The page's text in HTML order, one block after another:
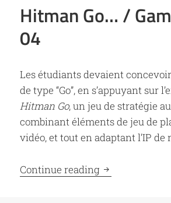
Hitman Go… /
04
Les étudiants devaient
de type “Go”, en s’appuyant sur
Hitman Go, un jeu de stratégie
combinant éléments de jeu de
vidéo, et tout en adaptant l’IP
Continue reading Hitman Go… /